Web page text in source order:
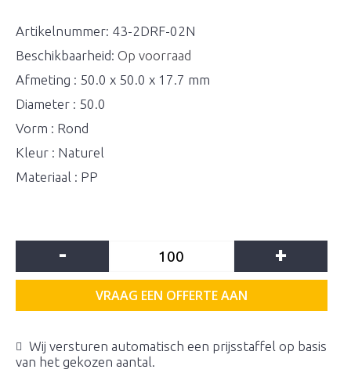
Artikelnummer: 43-2DRF-02N
Beschikbaarheid: Op voorraad
Afmeting : 50.0 x 50.0 x 17.7 mm
Diameter : 50.0
Vorm : Rond
Kleur : Naturel
Materiaal : PP
- +
VRAAG EEN OFFERTE AAN
Wij versturen automatisch een prijsstaffel op basis
van het gekozen aantal.